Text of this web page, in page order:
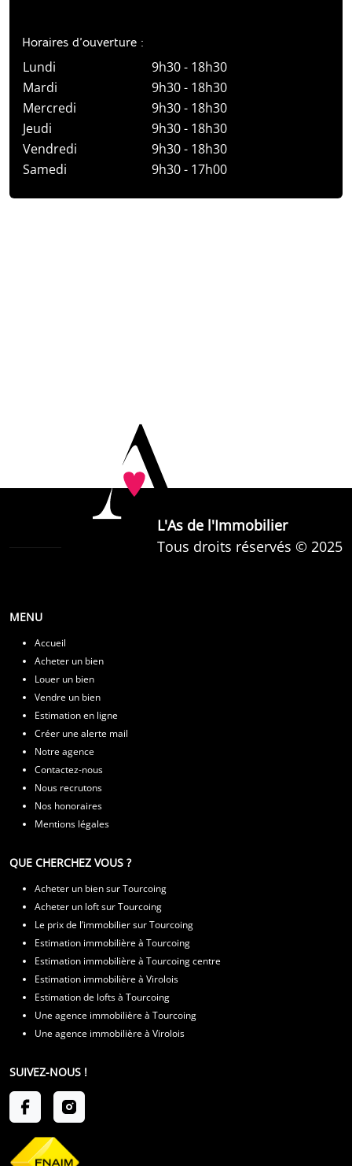
Horaires d’ouverture :
Lundi
9h30 - 18h30
Mardi
9h30 - 18h30
Mercredi
9h30 - 18h30
Jeudi
9h30 - 18h30
Vendredi
9h30 - 18h30
Samedi
9h30 - 17h00
L'As de l'Immobilier
Tous droits réservés © 2025
MENU
Accueil
Acheter un bien
Louer un bien
Vendre un bien
Estimation en ligne
Créer une alerte mail
Notre agence
Contactez-nous
Nous recrutons
Nos honoraires
Mentions légales
QUE CHERCHEZ VOUS ?
Acheter un bien sur Tourcoing
Acheter un loft sur Tourcoing
Le prix de l’immobilier sur Tourcoing
Estimation immobilière à Tourcoing
Estimation immobilière à Tourcoing centre
Estimation immobilière à Virolois
Estimation de lofts à Tourcoing
Une agence immobilière à Tourcoing
Une agence immobilière à Virolois
SUIVEZ-NOUS !